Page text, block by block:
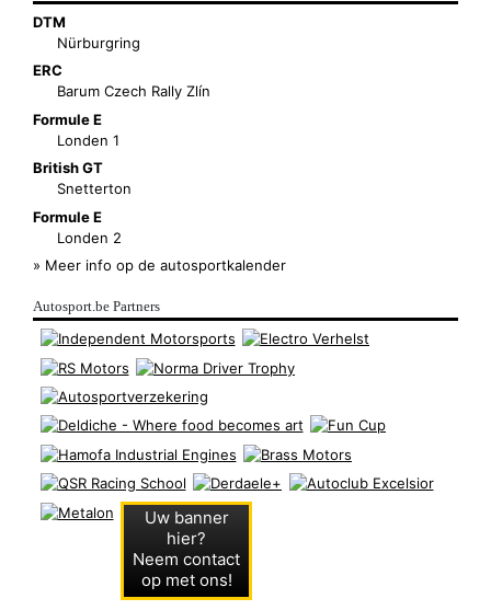
DTM
Nürburgring
ERC
Barum Czech Rally Zlín
Formule E
Londen 1
British GT
Snetterton
Formule E
Londen 2
» Meer info op de autosportkalender
Autosport.be Partners
Uw banner
hier?
Neem contact
op met ons!